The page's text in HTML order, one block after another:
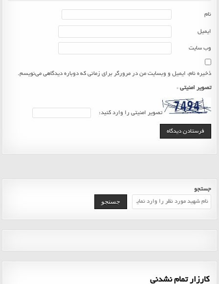
نام
ایمیل
وب‌ سایت
ذخیره نام، ایمیل و وبسایت من در مرورگر برای زمانی که دوباره دیدگاهی می‌نویسم.
تصویر امنیتی*
تصویر امنیتی را وارد کنید:
جستجو
جستجو
کارزار تمام نشدنی